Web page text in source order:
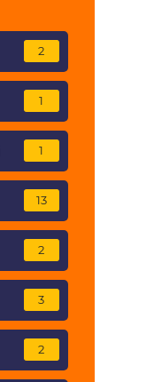
2
1
1
13
2
3
2